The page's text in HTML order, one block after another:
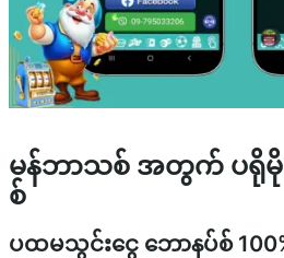
မန်ဘာသစ် အတွက် ပရိုမိုး
စ်
ပထမသွင်းငွေ ဘောနပ်စ်